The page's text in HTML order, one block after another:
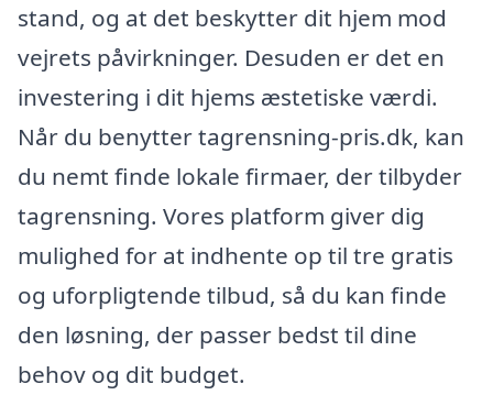
stand, og at det beskytter dit hjem mod
vejrets påvirkninger. Desuden er det en
investering i dit hjems æstetiske værdi.
Når du benytter tagrensning-pris.dk, kan
du nemt finde lokale firmaer, der tilbyder
tagrensning. Vores platform giver dig
mulighed for at indhente op til tre gratis
og uforpligtende tilbud, så du kan finde
den løsning, der passer bedst til dine
behov og dit budget.